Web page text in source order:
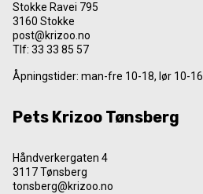
Stokke Ravei 795
3160 Stokke
post@krizoo.no
Tlf: 33 33 85 57
Åpningstider: man-fre 10-18, lør 10-16
Pets Krizoo Tønsberg
Håndverkergaten 4
3117 Tønsberg
tonsberg@krizoo.no